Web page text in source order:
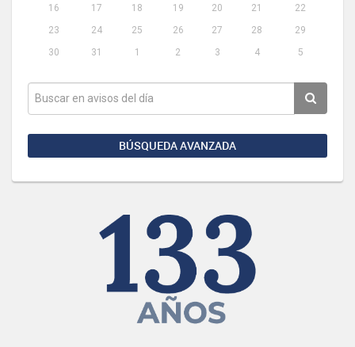
16
17 18 19 20 21
22
23
24 25 26 27 28
29
30
31 1 2 3 4 5
BÚSQUEDA AVANZADA